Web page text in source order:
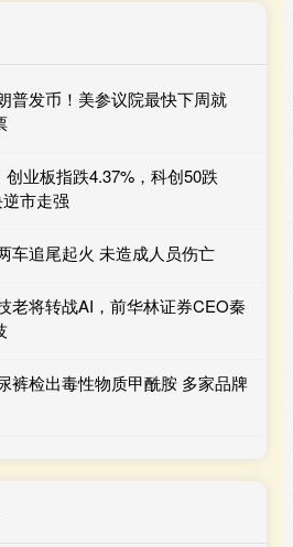
普发币！美参议院最快下周就
业板指跌4.37%，科创50跌
市走强
车追尾起火 未造成人员伤亡
老将转战AI，前华林证券CEO秦
裤检出毒性物质甲酰胺 多家品牌